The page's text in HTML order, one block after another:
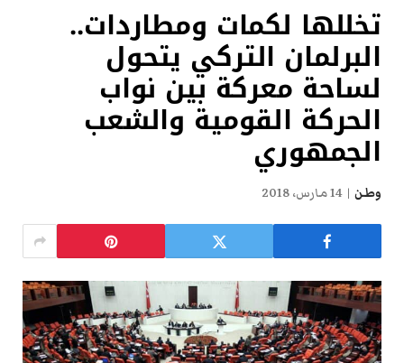
تخللها لكمات ومطاردات..
البرلمان التركي يتحول
لساحة معركة بين نواب
الحركة القومية والشعب
الجمهوري
وطن 14 مارس، 2018